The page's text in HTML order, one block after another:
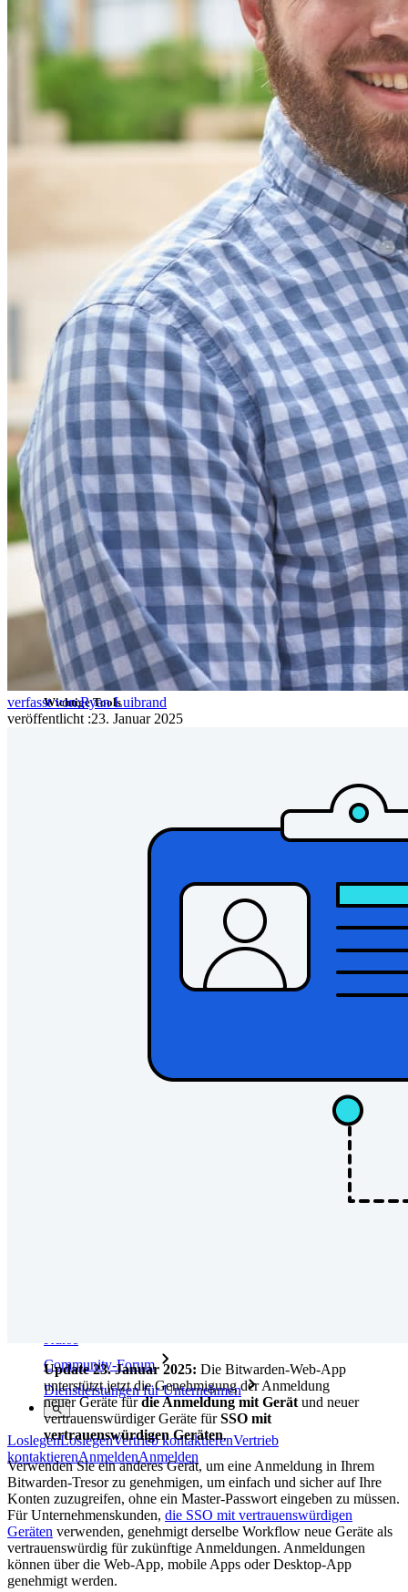
Schalten Sie Passkey-Funktionen und mehr mit nur wenigen
Dokumentation für Entwickler
Integrationen
Bitwarden Authenticator
Top-Funktionen für private Abos
Integrierte Einmalkennwörter (OTPs)
Notfall-Zugriff
Sensible Daten teilen mit Bitwarden Send
E-Mail-Alias integrieren
Plattformübergreifend, unbegrenzt viele Geräte
Top-Funktionen für Unternehmens-Abos
Access Intelligence
Integration mit Verzeichnisdiensten
SSO-Integration
Bitwarden selbst hosten
Unternehmensinterne Vorgaben
Konto-Wiederherstellung
Wichtige Tools
Alle Tools und Funktionen
Community-Forum
Dienstleistungen für Unternehmen
LoslegenLoslegenVertrieb kontaktierenVertrieb
kontaktierenAnmeldenAnmelden
verfasst von:Ryan Luibrand
veröffentlicht :23. Januar 2025
Update 23. Januar 2025: Die Bitwarden-Web-App
unterstützt jetzt die Genehmigung der Anmeldung
neuer Geräte fürdie Anmeldung mit Gerät und neuer
vertrauenswürdiger Geräte fürSSO mit
vertrauenswürdigen Geräten.
Verwenden Sie ein anderes Gerät, um eine Anmeldung in Ihrem
Bitwarden-Tresor zu genehmigen, um einfach und sicher auf Ihre
Konten zuzugreifen, ohne ein Master-Passwort eingeben zu müssen.
Für Unternehmenskunden, die SSO mit vertrauenswürdigen
Geräten verwenden, genehmigt derselbe Workflow neue Geräte als
vertrauenswürdig für zukünftige Anmeldungen. Anmeldungen
können über die Web-App, mobile Apps oder Desktop-App
genehmigt werden.